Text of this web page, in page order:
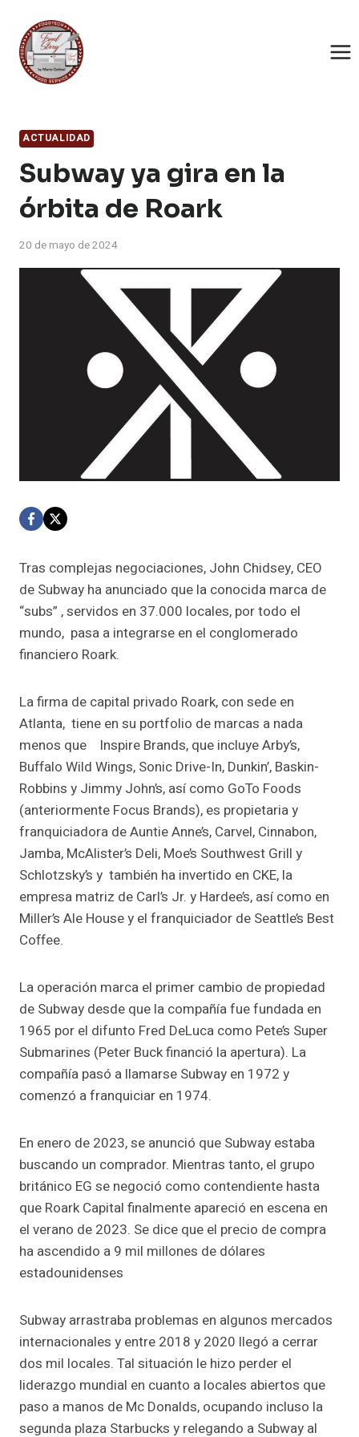
contenido
ACTUALIDAD
Subway ya gira en la
órbita de Roark
20 de mayo de 2024
Tras complejas negociaciones, John Chidsey, CEO
de Subway ha anunciado que la conocida marca de
“subs” , servidos en 37.000 locales, por todo el
mundo, pasa a integrarse en el conglomerado
financiero Roark.
La firma de capital privado Roark, con sede en
Atlanta, tiene en su portfolio de marcas a nada
menos que Inspire Brands, que incluye Arby’s,
Buffalo Wild Wings, Sonic Drive-In, Dunkin’, Baskin-
Robbins y Jimmy John’s, así como GoTo Foods
(anteriormente Focus Brands), es propietaria y
franquiciadora de Auntie Anne’s, Carvel, Cinnabon,
Jamba, McAlister’s Deli, Moe’s Southwest Grill y
Schlotzsky’s y también ha invertido en CKE, la
empresa matriz de Carl’s Jr. y Hardee’s, así como en
Miller’s Ale House y el franquiciador de Seattle’s Best
Coffee.
La operación marca el primer cambio de propiedad
de Subway desde que la compañía fue fundada en
1965 por el difunto Fred DeLuca como Pete’s Super
Submarines (Peter Buck financió la apertura). La
compañía pasó a llamarse Subway en 1972 y
comenzó a franquiciar en 1974.
En enero de 2023, se anunció que Subway estaba
buscando un comprador. Mientras tanto, el grupo
británico EG se negoció como contendiente hasta
que Roark Capital finalmente apareció en escena en
el verano de 2023. Se dice que el precio de compra
ha ascendido a 9 mil millones de dólares
estadounidenses
Subway arrastraba problemas en algunos mercados
internacionales y entre 2018 y 2020 llegó a cerrar
dos mil locales. Tal situación le hizo perder el
liderazgo mundial en cuanto a locales abiertos que
paso a manos de Mc Donalds, ocupando incluso la
segunda plaza Starbucks y relegando a Subway al